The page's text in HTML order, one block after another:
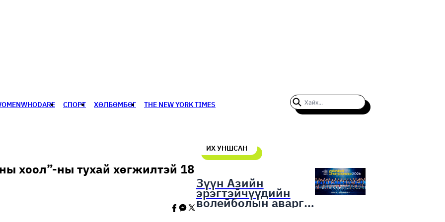
СПОРТ ХӨЛБӨМБӨГ THE NEW YORK TIMES
хоол”-ны тухай хөгжилтэй 18
ИХ УНШСАН
Зүүн Азийн
эрэгтэйчүүдийн
волейболын аварга
шалгаруулах